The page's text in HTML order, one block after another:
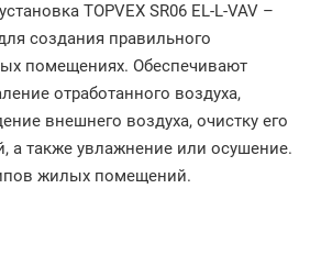
TOPVEX SR06 EL-L-VAV –
создания правильного
помещениях. Обеспечивают
отработанного воздуха,
внешнего воздуха, очистку его
а также увлажнение или осушение.
жилых помещений.